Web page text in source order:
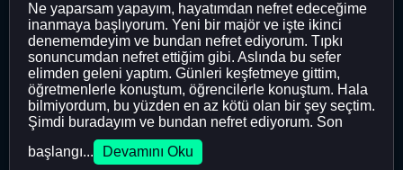
Ne yaparsam yapayım, hayatımdan nefret edeceğime
inanmaya başlıyorum. Yeni bir majör ve işte ikinci
denememdeyim ve bundan nefret ediyorum. Tıpkı
sonuncumdan nefret ettiğim gibi. Aslında bu sefer
elimden geleni yaptım. Günleri keşfetmeye gittim,
öğretmenlerle konuştum, öğrencilerle konuştum. Hala
bilmiyordum, bu yüzden en az kötü olan bir şey seçtim.
Şimdi buradayım ve bundan nefret ediyorum. Son
başlangı...
Devamını Oku